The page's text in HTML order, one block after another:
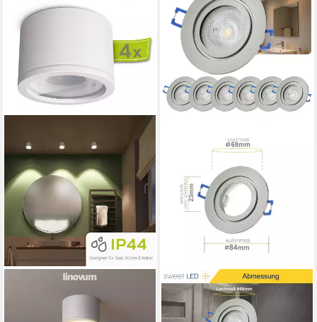
LED Aufbaustrahler NUHA
Bad Aufbaustrahler weiß rund
SWEET LED
LED Einbaustrahler 6er Set
IP44 Feuchtraum